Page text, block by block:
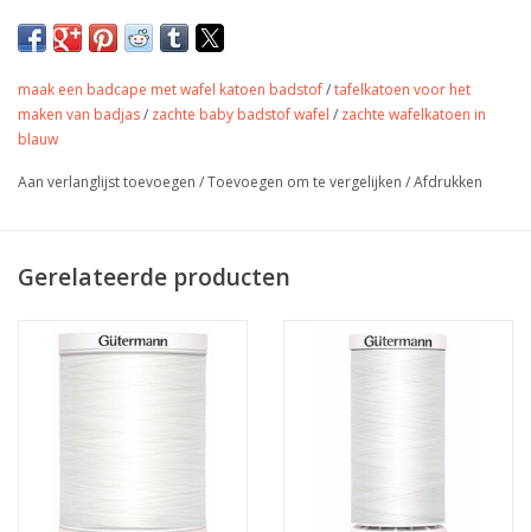
Mooie zachte wafelkatoen.
Kleur
Samenstelling 100% katoen
Toepassing
kussens, bekleding,…
Stretch
nee
maak een badcape met wafel katoen badstof/tafelkatoen voor het
maken van badjas/ zachte baby badstof wafel / zachte wafelkatoen in
blauw
Aan verlanglijst toevoegen /Toevoegen om te vergelijken /Afdrukken
Gerelateerde producten